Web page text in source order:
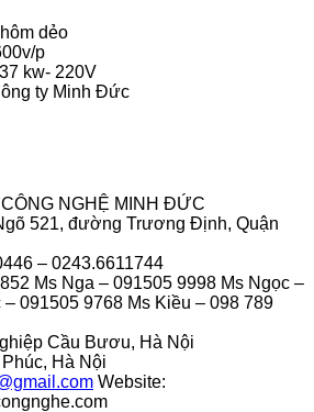
dẻo
p
220V
ty Minh Đức
NGHỆ MINH ĐỨC
521, đường Trương Định, Quận
– 0243.6611744
Ms Nga – 091505 9998 Ms Ngọc –
091505 9768 Ms Kiều – 098 789
Cầu Bươu, Hà Nội
Hà Nội
Website: